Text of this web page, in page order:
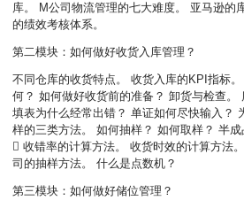
库。 M公司物流管理的七大难度。 亚马逊的
的绩效考核体系。
第二模块：如何做好收货入库管理？
不同仓库的收货特点。 收货入库的KPI指标
何？ 如何做好收货前的准备？ 卸货与检查。
填表为什么经常出错？ 单证如何尽快输入？
样的三类方法。 如何抽样？ 如何取样？ 半
 收错率的计算方法。 收货时效的计算方法
司的抽样方法。 什么是点数机？
第三模块：如何做好储位管理？